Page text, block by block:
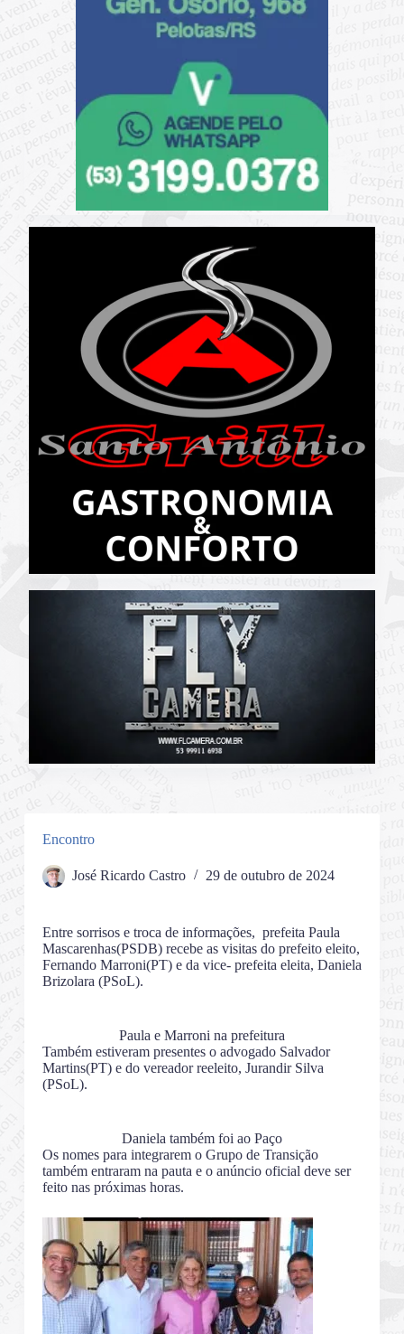
Encontro
José Ricardo Castro 29 de outubro de 2024
Entre sorrisos e troca de informações, prefeita Paula
Mascarenhas(PSDB) recebe as visitas do prefeito eleito,
Fernando Marroni(PT) e da vice- prefeita eleita, Daniela
Brizolara (PSoL).
Paula e Marroni na prefeitura
Também estiveram presentes o advogado Salvador
Martins(PT) e do vereador reeleito, Jurandir Silva
(PSoL).
Daniela também foi ao Paço
Os nomes para integrarem o Grupo de Transição
também entraram na pauta e o anúncio oficial deve ser
feito nas próximas horas.